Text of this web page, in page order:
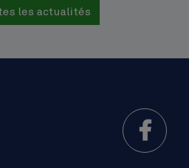
les actualités